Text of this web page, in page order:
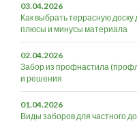
03.04.2026
Как выбрать террасную
плюсы и минусы материала
02.04.2026
Забор из профнастила
и решения
01.04.2026
Виды заборов для частного